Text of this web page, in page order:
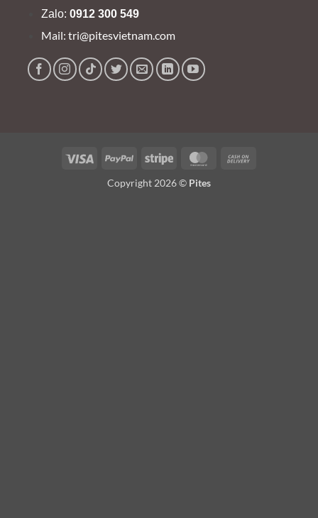
Zalo:0912 300 549
Mail:tri@pitesvietnam.com
Visa PayPal Stripe MasterCard
Copyright 2026 © Pites